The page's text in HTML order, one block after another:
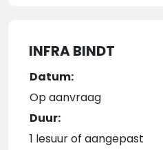
INFRA BINDT
Datum:
Op aanvraag
Duur:
1 lesuur of aangepast